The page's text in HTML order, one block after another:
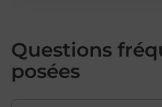
Questions
posées